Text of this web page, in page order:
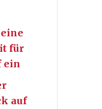
für
ein
auf